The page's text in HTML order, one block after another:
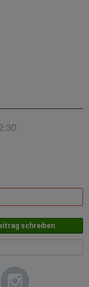
schreiben